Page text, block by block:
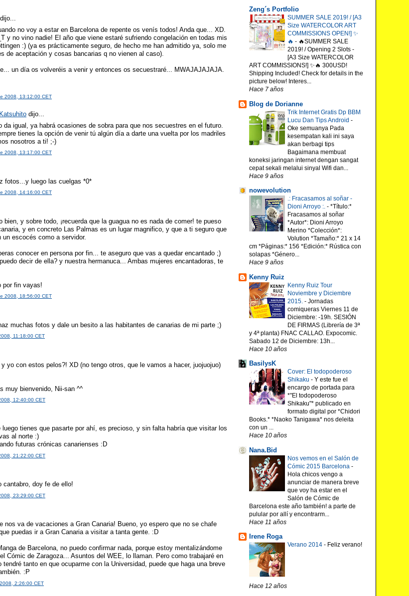
dijo...
no voy a estar en Barcelona de repente os venís todos! Anda que... XD.
y no vino nadie! El año que viene estaré sufriendo congelación en todas mis
:) (ya es prácticamente seguro, de hecho me han admitido ya, solo me
de aceptación y cosas bancarias q no vienen al caso).
un día os volveréis a venir y entonces os secuestraré... MWAJAJAJAJA.
2008, 13:12:00 CET
dijo...
da igual, ya habrá ocasiones de sobra para que nos secuestres en el futuro.
tienes la opción de venir tú algún día a darte una vuelta por los madriles
nosotros a ti! ;-)
2008, 13:17:00 CET
fotos...y luego las cuelgas *0*
2008, 14:16:00 CET
bien, y sobre todo, ¡recuerda que la guagua no es nada de comer! te pueso
y en concreto Las Palmas es un lugar magnifico, y que a ti seguro que
un escocés como a servidor.
conocer en persona por fin... te aseguro que vas a quedar encantado ;)
decir de ella? y nuestra hermanuca... Ambas mujeres encantadoras, te
por fin vayas!
2008, 18:56:00 CET
muchas fotos y dale un besito a las habitantes de canarias de mi parte ;)
11:18:00 CET
yo con estos pelos?! XD (no tengo otros, que le vamos a hacer, juojuojuo)
muy bienvenido, Nii-san ^^
12:40:00 CET
luego tienes que pasarte por ahí, es precioso, y sin falta habría que visitar los
al norte :)
futuras crónicas canarienses :D
21:22:00 CET
cantabro, doy fe de ello!
23:29:00 CET
nos va de vacaciones a Gran Canaria! Bueno, yo espero que no se chafe
puedas ir a Gran Canaria a visitar a tanta gente. :D
de Barcelona, no puedo confirmar nada, porque estoy mentalizándome
Cómic de Zaragoza... Asuntos del WEE, lo llaman. Pero como trabajaré en
tendré tanto en que ocuparme con la Universidad, puede que haga una breve
:P
2:26:00 CET
Zeng´s Portfolio
SUMMER SALE 2019! / [A3
Size WATERCOLOR ART
COMMISSIONS OPEN!] ✨
🔥 - 🔥SUMMER SALE
2019! / Opening 2 Slots -
[A3 Size WATERCOLOR
ART COMMISSIONS!] ✨🔥 300USD!
Shipping Included! Check for details in the
picture below! Interes...
Hace 7 años
Blog de Dorianne
Trik Internet Gratis Dp BBM
Lucu Dan Tips Android -
Oke semuanya Pada
kesempatan kali ini saya
akan berbagi tips
Bagaimana membuat
koneksi jaringan internet dengan sangat
cepat sekali melalui sinyal Wifi dan...
Hace 9 años
nowevolution
.: Fracasamos al soñar -
Dioni Arroyo :. - *Título:*
Fracasamos al soñar
*Autor*: Dioni Arroyo
Merino *Colección*:
Volution *Tamaño:* 21 x 14
cm *Páginas:* 156 *Edición:* Rústica con
solapas *Género...
Hace 9 años
Kenny Ruiz
Kenny Ruiz Tour
Noviembre y Diciembre
2015. - Jornadas
comiqueras Viernes 11 de
Diciembre: -19h. SESIÓN
DE FIRMAS (Librería de 3ª
y 4ª planta) FNAC CALLAO. Expocomic.
Sabado 12 de Diciembre: 13h...
Hace 10 años
BasilysK
Cover: El todopoderoso
Shikaku - Y este fue el
encargo de portada para
*"El todopoderoso
Shikaku"* publicado en
formato digital por *Chidori
Books.* *Naoko Tanigawa* nos deleita
con un ...
Hace 10 años
Nana.Bid
Nos vemos en el Salón de
Cómic 2015 Barcelona -
Hola chicos vengo a
anunciar de manera breve
que voy ha estar en el
Salón de Cómic de
Barcelona este año también! a parte de
pulular por allí y encontrarm...
Hace 11 años
Irene Roga
Verano 2014 - Feliz verano!
Hace 12 años